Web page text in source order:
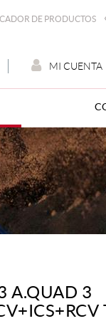
DE PRODUCTOS
MI CUENTA
A.QUAD 3